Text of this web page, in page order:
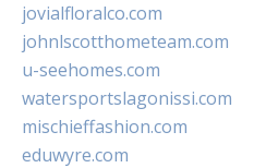
jovialfloralco.com
johnlscotthometeam.com
u-seehomes.com
watersportslagonissi.com
mischieffashion.com
eduwyre.com